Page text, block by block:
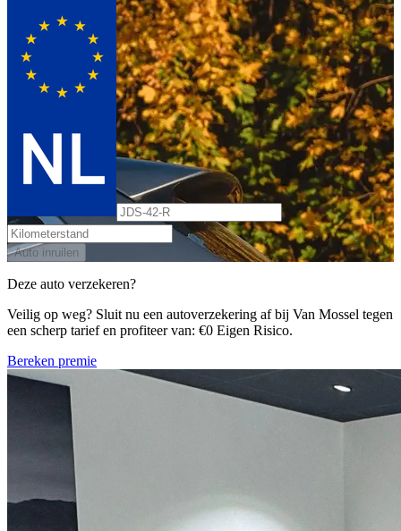
Auto inruilen
Deze auto verzekeren?
Veilig op weg? Sluit nu een autoverzekering af bij Van Mossel tegen
een scherp tarief en profiteer van: €0 Eigen Risico.
Bereken premie